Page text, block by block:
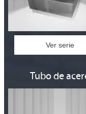
Ver serie
Tubo de